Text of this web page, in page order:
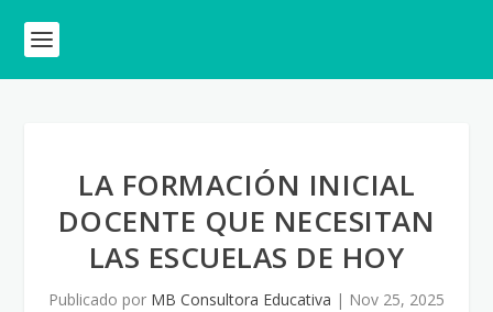
LA FORMACIÓN INICIAL
DOCENTE QUE NECESITAN
LAS ESCUELAS DE HOY
Publicado por MB Consultora Educativa | Nov 25, 2025